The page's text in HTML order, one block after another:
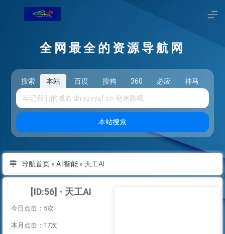
全网最全的资源导航网
搜索 本站 百度 搜狗 360 必应 神马
本站搜索
导航首页» A I智能» 天工AI
[ID:56] - 天工AI
今日点击：5次
本月点击：17次